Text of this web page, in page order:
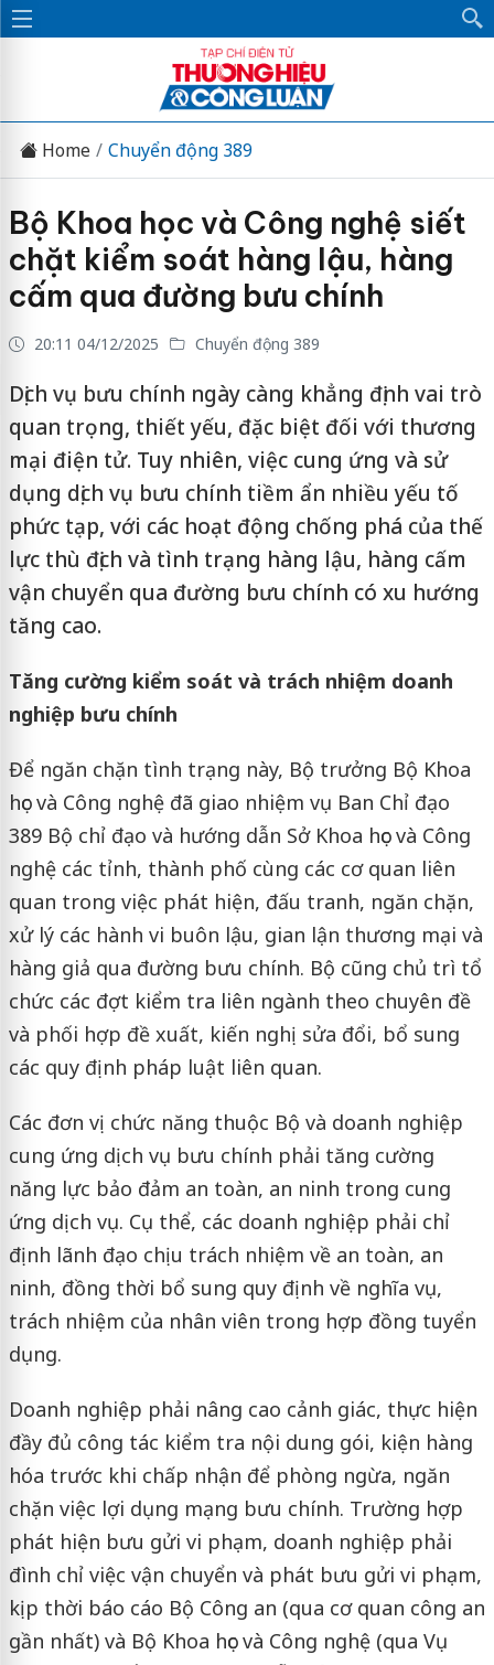
Home Chuyển động 389
Bộ Khoa học và Công nghệ siết
chặt kiểm soát hàng lậu, hàng
cấm qua đường bưu chính
20:11 04/12/2025 Chuyển động 389
Dịch vụ bưu chính ngày càng khẳng định vai trò
quan trọng, thiết yếu, đặc biệt đối với thương
mại điện tử. Tuy nhiên, việc cung ứng và sử
dụng dịch vụ bưu chính tiềm ẩn nhiều yếu tố
phức tạp, với các hoạt động chống phá của thế
lực thù địch và tình trạng hàng lậu, hàng cấm
vận chuyển qua đường bưu chính có xu hướng
tăng cao.
Tăng cường kiểm soát và trách nhiệm doanh
nghiệp bưu chính
Để ngăn chặn tình trạng này, Bộ trưởng Bộ Khoa
học và Công nghệ đã giao nhiệm vụ Ban Chỉ đạo
389 Bộ chỉ đạo và hướng dẫn Sở Khoa học và Công
nghệ các tỉnh, thành phố cùng các cơ quan liên
quan trong việc phát hiện, đấu tranh, ngăn chặn,
xử lý các hành vi buôn lậu, gian lận thương mại và
hàng giả qua đường bưu chính. Bộ cũng chủ trì tổ
chức các đợt kiểm tra liên ngành theo chuyên đề
và phối hợp đề xuất, kiến nghị sửa đổi, bổ sung
các quy định pháp luật liên quan.
Các đơn vị chức năng thuộc Bộ và doanh nghiệp
cung ứng dịch vụ bưu chính phải tăng cường
năng lực bảo đảm an toàn, an ninh trong cung
ứng dịch vụ. Cụ thể, các doanh nghiệp phải chỉ
định lãnh đạo chịu trách nhiệm về an toàn, an
ninh, đồng thời bổ sung quy định về nghĩa vụ,
trách nhiệm của nhân viên trong hợp đồng tuyển
dụng.
Doanh nghiệp phải nâng cao cảnh giác, thực hiện
đầy đủ công tác kiểm tra nội dung gói, kiện hàng
hóa trước khi chấp nhận để phòng ngừa, ngăn
chặn việc lợi dụng mạng bưu chính. Trường hợp
phát hiện bưu gửi vi phạm, doanh nghiệp phải
đình chỉ việc vận chuyển và phát bưu gửi vi phạm,
kịp thời báo cáo Bộ Công an (qua cơ quan công an
gần nhất) và Bộ Khoa học và Công nghệ (qua Vụ